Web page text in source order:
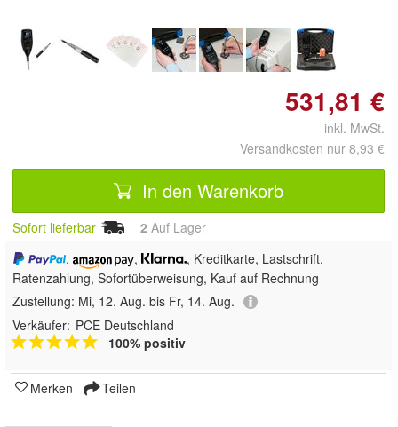
531,81 €
inkl. MwSt.
Versandkosten nur 8,93 €
In den Warenkorb
Sofort lieferbar 2 Auf Lager
,
,
, Kreditkarte, Lastschrift,
Ratenzahlung, Sofortüberweisung, Kauf auf Rechnung
Zustellung: Mi, 12. Aug. bis Fr, 14. Aug.
Verkäufer: PCE Deutschland
100% positiv
Merken Teilen